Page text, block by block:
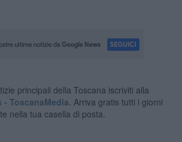
principali della Toscana iscriviti alla
- ToscanaMedia. Arriva gratis tutti i giorni
nella tua casella di posta.